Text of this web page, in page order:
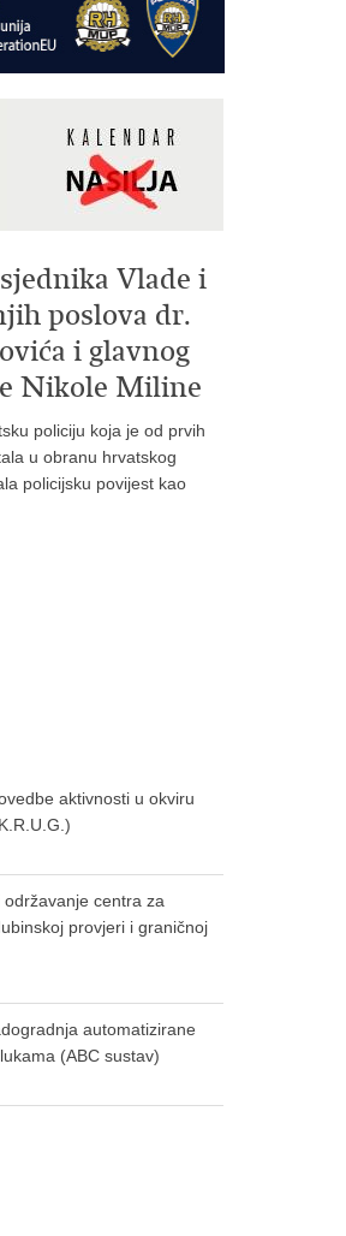
Vlade i
poslova dr.
i glavnog
Nikole Miline
policiju koja je od prvih
u obranu hrvatskog
policijsku povijest kao
aktivnosti u okviru
centra za
provjeri i graničnoj
automatizirane
(ABC sustav)